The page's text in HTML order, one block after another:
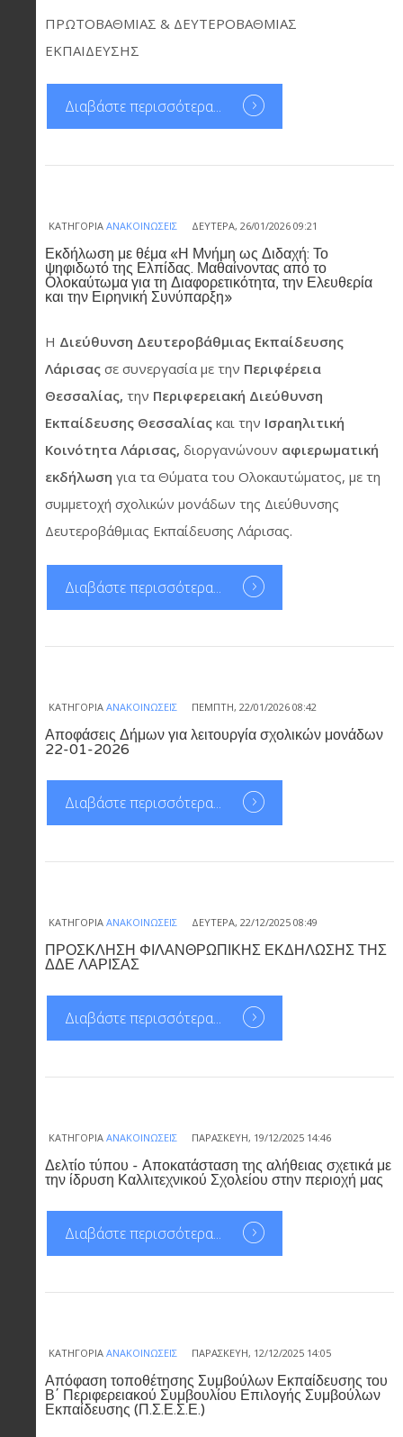
ΠΡΩΤΟΒΑΘΜΙΑΣ & ΔΕΥΤΕΡΟΒΑΘΜΙΑΣ
ΕΚΠΑΙΔΕΥΣΗΣ
Διαβάστε περισσότερα...
ΚΑΤΗΓΟΡΊΑ ΑΝΑΚΟΙΝΏΣΕΙΣ ΔΕΥΤΈΡΑ, 26/01/2026 09:21
Εκδήλωση με θέμα «Η Μνήμη ως Διδαχή: Το
ψηφιδωτό της Ελπίδας. Μαθαίνοντας από το
Ολοκαύτωμα για τη Διαφορετικότητα, την Ελευθερία
και την Ειρηνική Συνύπαρξη»
H Διεύθυνση Δευτεροβάθμιας Εκπαίδευσης
Λάρισας σε συνεργασία με την Περιφέρεια
Θεσσαλίας, την Περιφερειακή Διεύθυνση
Εκπαίδευσης Θεσσαλίας και την Ισραηλιτική
Κοινότητα Λάρισας, διοργανώνουν αφιερωματική
εκδήλωση για τα Θύματα του Ολοκαυτώματος, με τη
συμμετοχή σχολικών μονάδων της Διεύθυνσης
Δευτεροβάθμιας Εκπαίδευσης Λάρισας.
Διαβάστε περισσότερα...
ΚΑΤΗΓΟΡΊΑ ΑΝΑΚΟΙΝΏΣΕΙΣ ΠΈΜΠΤΗ, 22/01/2026 08:42
Αποφάσεις Δήμων για λειτουργία σχολικών μονάδων
22-01-2026
Διαβάστε περισσότερα...
ΚΑΤΗΓΟΡΊΑ ΑΝΑΚΟΙΝΏΣΕΙΣ ΔΕΥΤΈΡΑ, 22/12/2025 08:49
ΠΡΟΣΚΛΗΣΗ ΦΙΛΑΝΘΡΩΠΙΚΗΣ ΕΚΔΗΛΩΣΗΣ ΤΗΣ
ΔΔΕ ΛΑΡΙΣΑΣ
Διαβάστε περισσότερα...
ΚΑΤΗΓΟΡΊΑ ΑΝΑΚΟΙΝΏΣΕΙΣ ΠΑΡΑΣΚΕΥΉ, 19/12/2025 14:46
Δελτίο τύπου - Αποκατάσταση της αλήθειας σχετικά με
την ίδρυση Καλλιτεχνικού Σχολείου στην περιοχή μας
Διαβάστε περισσότερα...
ΚΑΤΗΓΟΡΊΑ ΑΝΑΚΟΙΝΏΣΕΙΣ ΠΑΡΑΣΚΕΥΉ, 12/12/2025 14:05
Απόφαση τοποθέτησης Συμβούλων Εκπαίδευσης του
Β΄ Περιφερειακού Συμβουλίου Επιλογής Συμβούλων
Εκπαίδευσης (Π.Σ.Ε.Σ.Ε.)